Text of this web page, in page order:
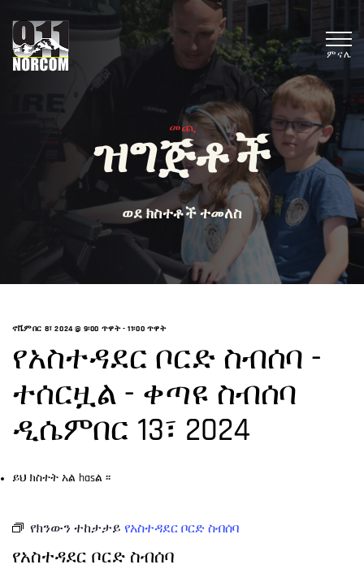
ምናሌ
መጪ
ዝግጅቶች
ወደ ክስተቶች ተመለስ
ኖቬምበር 8፣ 2024 @ 9፡00 ጥዋት-11፡00 ጥዋት
የአስተዳደር ቦርድ ስብሰባ -
ተሰርዟል - ቀጣዩ ስብሰባ
ዲሴምበር 13፣ 2024
ይህ ክስተት አል hasል ፡፡
የክንውን ተከታታይ የአስተዳደር ቦርድ ስብሰባ
የአስተዳደር ቦርድ ስብሰባ